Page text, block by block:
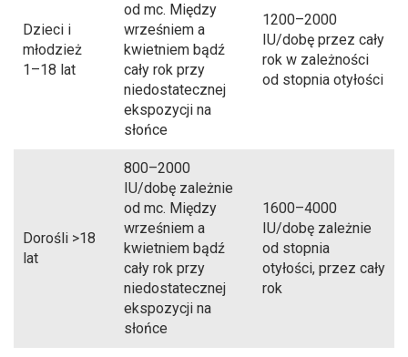
Dzieci i
młodzież
1–18 lat
od mc. Między
wrześniem a
kwietniem bądź
cały rok przy
niedostatecznej
ekspozycji na
słońce
1200–2000
IU/dobę przez cały
rok w zależności
od stopnia otyłości
Dorośli >18
lat
800–2000
IU/dobę zależnie
od mc. Między
wrześniem a
kwietniem bądź
cały rok przy
niedostatecznej
ekspozycji na
słońce
1600–4000
IU/dobę zależnie
od stopnia
otyłości, przez cały
rok